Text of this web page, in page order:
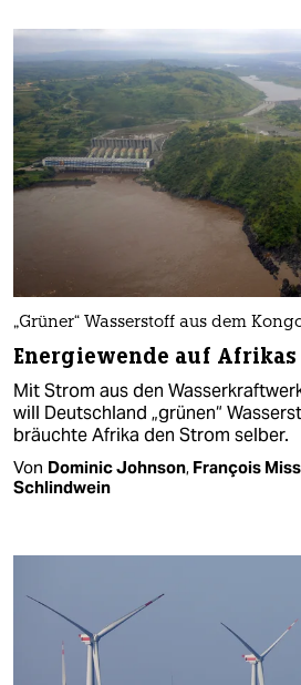
„Grüner“ Wasserstoff aus dem
Energiewende auf Afrikas
Mit Strom aus den
will Deutschland „grünen“
bräuchte Afrika den Strom selber.
Von Dominic Johnson, François
Schlindwein